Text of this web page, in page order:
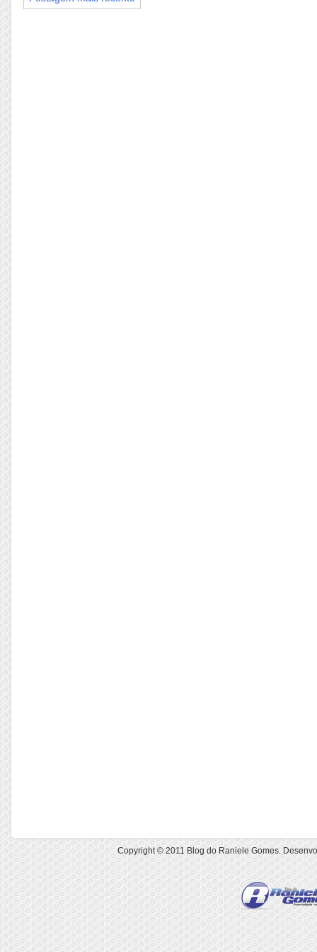
Copyright © 2011 Blog do Raniele Gomes .